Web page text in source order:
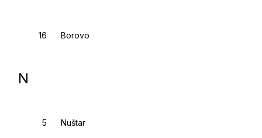
Borovo
N
Nuštar